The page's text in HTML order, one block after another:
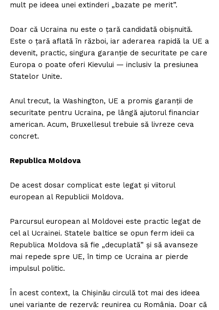
mult pe ideea unei extinderi „bazate pe merit”.
Doar că Ucraina nu este o țară candidată obișnuită.
Este o țară aflată în război, iar aderarea rapidă la UE a
devenit, practic, singura garanție de securitate pe care
Europa o poate oferi Kievului — inclusiv la presiunea
Statelor Unite.
Anul trecut, la Washington, UE a promis garanții de
securitate pentru Ucraina, pe lângă ajutorul financiar
american. Acum, Bruxellesul trebuie să livreze ceva
concret.
Republica Moldova
De acest dosar complicat este legat și viitorul
european al Republicii Moldova.
Parcursul european al Moldovei este practic legat de
cel al Ucrainei. Statele baltice se opun ferm ideii ca
Republica Moldova să fie „decuplată” și să avanseze
mai repede spre UE, în timp ce Ucraina ar pierde
impulsul politic.
În acest context, la Chișinău circulă tot mai des ideea
unei variante de rezervă: reunirea cu România. Doar că